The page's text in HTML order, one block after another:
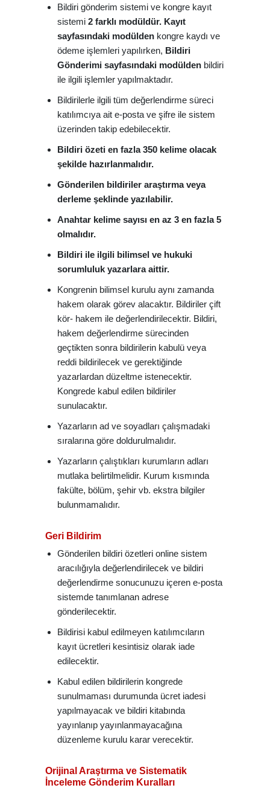
Bildiri gönderim sistemi ve kongre kayıt
sistemi 2 farklı modüldür. Kayıt
sayfasındaki modülden kongre kaydı ve
ödeme işlemleri yapılırken, Bildiri
Gönderimi sayfasındaki modülden bildiri
ile ilgili işlemler yapılmaktadır.
Bildirilerle ilgili tüm değerlendirme süreci
katılımcıya ait e-posta ve şifre ile sistem
üzerinden takip edebilecektir.
Bildiri özeti en fazla 350 kelime olacak
şekilde hazırlanmalıdır.
Gönderilen bildiriler araştırma veya
derleme şeklinde yazılabilir.
Anahtar kelime sayısı en az 3 en fazla 5
olmalıdır.
Bildiri ile ilgili bilimsel ve hukuki
sorumluluk yazarlara aittir.
Kongrenin bilimsel kurulu aynı zamanda
hakem olarak görev alacaktır. Bildiriler çift
kör- hakem ile değerlendirilecektir. Bildiri,
hakem değerlendirme sürecinden
geçtikten sonra bildirilerin kabulü veya
reddi bildirilecek ve gerektiğinde
yazarlardan düzeltme istenecektir.
Kongrede kabul edilen bildiriler
sunulacaktır.
Yazarların ad ve soyadları çalışmadaki
sıralarına göre doldurulmalıdır.
Yazarların çalıştıkları kurumların adları
mutlaka belirtilmelidir. Kurum kısmında
fakülte, bölüm, şehir vb. ekstra bilgiler
bulunmamalıdır.
Geri Bildirim
Gönderilen bildiri özetleri online sistem
aracılığıyla değerlendirilecek ve bildiri
değerlendirme sonucunuzu içeren e-posta
sistemde tanımlanan adrese
gönderilecektir.
Bildirisi kabul edilmeyen katılımcıların
kayıt ücretleri kesintisiz olarak iade
edilecektir.
Kabul edilen bildirilerin kongrede
sunulmaması durumunda ücret iadesi
yapılmayacak ve bildiri kitabında
yayınlanıp yayınlanmayacağına
düzenleme kurulu karar verecektir.
Orijinal Araştırma ve Sistematik
İnceleme Gönderim Kuralları